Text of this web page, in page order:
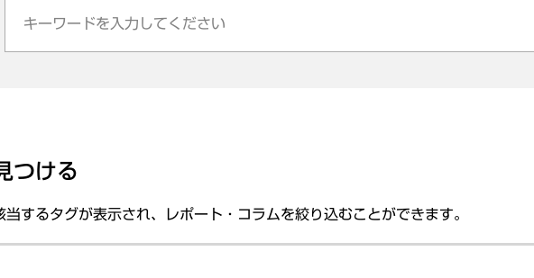
つける
するタグが表示され、レポート・コラムを絞り込むことができます。